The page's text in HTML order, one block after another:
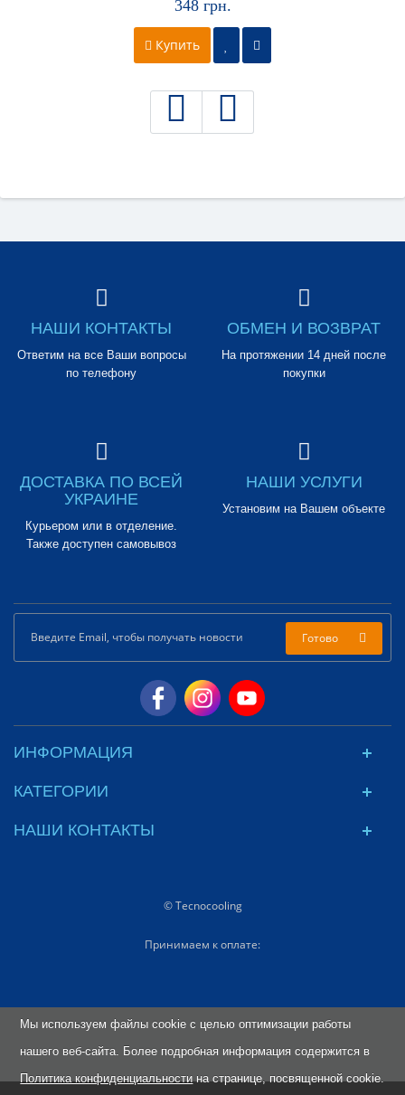
348 грн.
Купить
НАШИ КОНТАКТЫ
Ответим на все Ваши вопросы
по телефону
ОБМЕН И ВОЗВРАТ
На протяжении 14 дней после
покупки
ДОСТАВКА ПО ВСЕЙ
УКРАИНЕ
Курьером или в отделение.
Также доступен самовывоз
НАШИ УСЛУГИ
Установим на Вашем объекте
Готово
ИНФОРМАЦИЯ
КАТЕГОРИИ
НАШИ КОНТАКТЫ
© Tecnocooling
Принимаем к оплате:
Мы используем файлы cookie с целью оптимизации работы
нашего веб-сайта. Более подробная информация содержится в
Политика конфиденциальностина странице, посвященной cookie.